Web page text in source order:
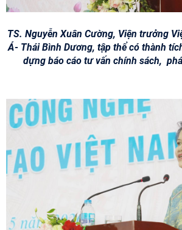
TS. Nguyễn Xuân Cường, Viện trưởng
Á- Thái Bình Dương, tập thể có thành
dựng báo cáo tư vấn chính sách,